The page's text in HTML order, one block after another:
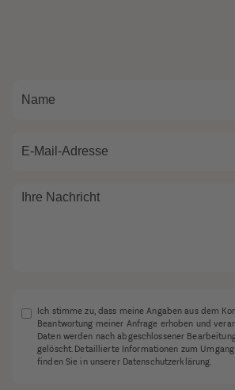
Ich stimme zu, dass meine Angaben aus dem
Beantwortung meiner Anfrage erhoben und
Daten werden nach abgeschlossener
gelöscht. Detaillierte Informationen zum
finden Sie in unserer Datenschutzerklärung.